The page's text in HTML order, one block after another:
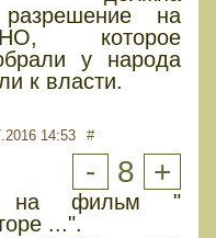
на
которое
у народа
к власти.
14:53 #
- 8 +
на фильм "
...".